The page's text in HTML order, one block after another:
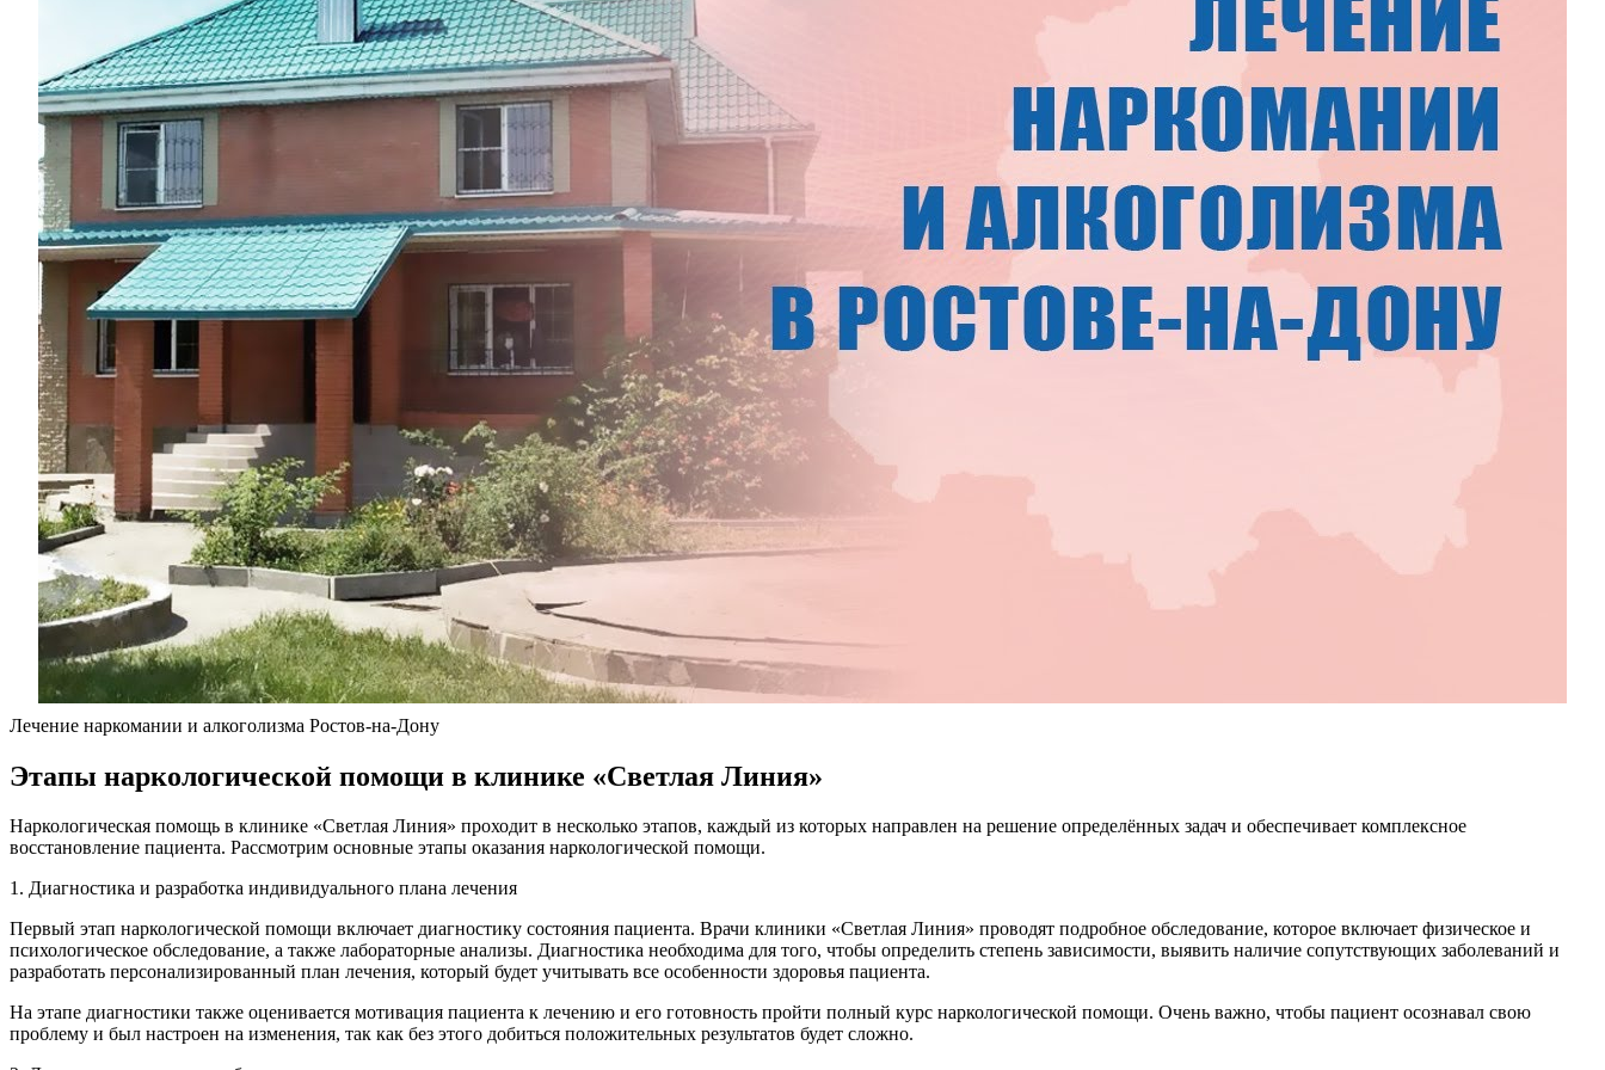
Лечение наркомании и алкоголизма Ростов-на-Дону
Этапы наркологической помощи в клинике «Светлая Линия»
Наркологическая помощь в клинике «Светлая Линия» проходит в несколько этапов, каждый из которых направлен на решение определённых задач и обеспечивает комплексное
восстановление пациента. Рассмотрим основные этапы оказания наркологической помощи.
1. Диагностика и разработка индивидуального плана лечения
Первый этап наркологической помощи включает диагностику состояния пациента. Врачи клиники «Светлая Линия» проводят подробное обследование, которое включает физическое и
психологическое обследование, а также лабораторные анализы. Диагностика необходима для того, чтобы определить степень зависимости, выявить наличие сопутствующих заболеваний и
разработать персонализированный план лечения, который будет учитывать все особенности здоровья пациента.
На этапе диагностики также оценивается мотивация пациента к лечению и его готовность пройти полный курс наркологической помощи. Очень важно, чтобы пациент осознавал свою
проблему и был настроен на изменения, так как без этого добиться положительных результатов будет сложно.